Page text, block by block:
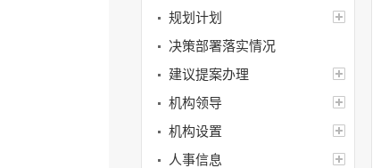
规划计划
决策部署落实情况
建议提案办理
机构领导
机构设置
人事信息